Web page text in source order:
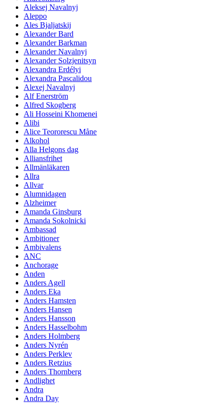
Aleksej Navalnyj
Aleppo
Ales Bjaljatskij
Alexander Bard
Alexander Barkman
Alexander Navalnyj
Alexander Solzjenitsyn
Alexandra Erdélyi
Alexandra Pascalidou
Alexej Navalnyj
Alf Enerström
Alfred Skogberg
Ali Hosseini Khomenei
Alibi
Alice Teororescu Måne
Alkohol
Alla Helgons dag
Alliansfrihet
Allmänläkaren
Allra
Allvar
Alumnidagen
Alzheimer
Amanda Ginsburg
Amanda Sokolnicki
Ambassad
Ambitioner
Ambivalens
ANC
Anchorage
Anden
Anders Agell
Anders Eka
Anders Hamsten
Anders Hansen
Anders Hansson
Anders Hasselbohm
Anders Holmberg
Anders Nyrén
Anders Perklev
Anders Retzius
Anders Thornberg
Andlighet
Andra
Andra Day